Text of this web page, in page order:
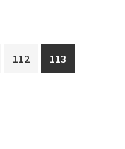
Page
112 Page
113